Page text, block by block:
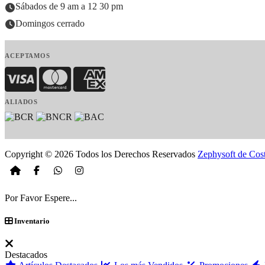
Sábados de 9 am a 12 30 pm
Domingos cerrado
ACEPTAMOS
Visa MasterCardAmerican Express
ALIADOS
Copyright © 2026 Todos los Derechos Reservados Zephysoft de
Por Favor Espere...
Inventario
Destacados